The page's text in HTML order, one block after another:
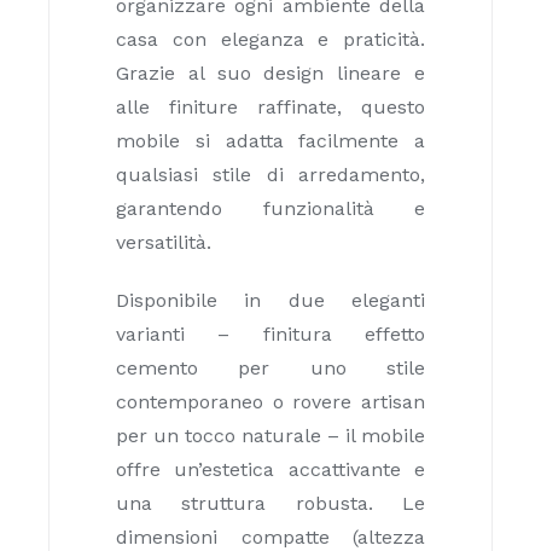
organizzare ogni ambiente della
casa con eleganza e praticità.
Grazie al suo design lineare e
alle finiture raffinate, questo
mobile si adatta facilmente a
qualsiasi stile di arredamento,
garantendo funzionalità e
versatilità.
Disponibile in due eleganti
varianti – finitura effetto
cemento per uno stile
contemporaneo o rovere artisan
per un tocco naturale – il mobile
offre un’estetica accattivante e
una struttura robusta. Le
dimensioni compatte (altezza